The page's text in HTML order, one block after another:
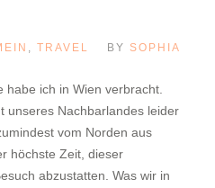
TRAVEL BY SOPHIA
ich in Wien verbracht.
unseres Nachbarlandes leider
vom Norden aus
höchste Zeit, dieser
abzustatten. Was wir in